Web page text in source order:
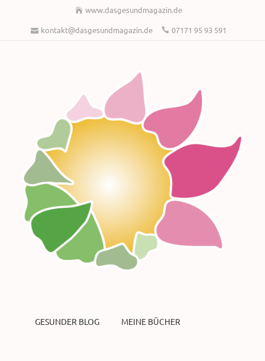
www.dasgesundmagazin.de
kontakt@dasgesundmagazin.de
07171 95 93 591
GESUNDER BLOG MEINE BÜCHER